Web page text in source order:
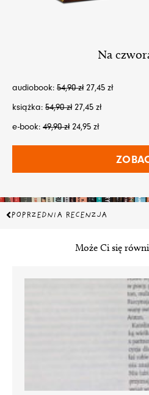
Na
audiobook: 54,90zł 27,45 zł
książka: 54,90zł 27,45 zł
e-book: 49,90zł 24,95 zł
Prev
POPRZEDNIA RECENZJA
Może Ci się